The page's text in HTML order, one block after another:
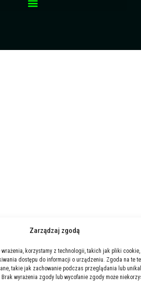
Zarządzaj zgodą
korzystamy z technologii, takich jak pliki
dostępu do informacji o urządzeniu. Zgoda na te
takie jak zachowanie podczas przeglądania lub
wyrażenia zgody lub wycofanie zgody może